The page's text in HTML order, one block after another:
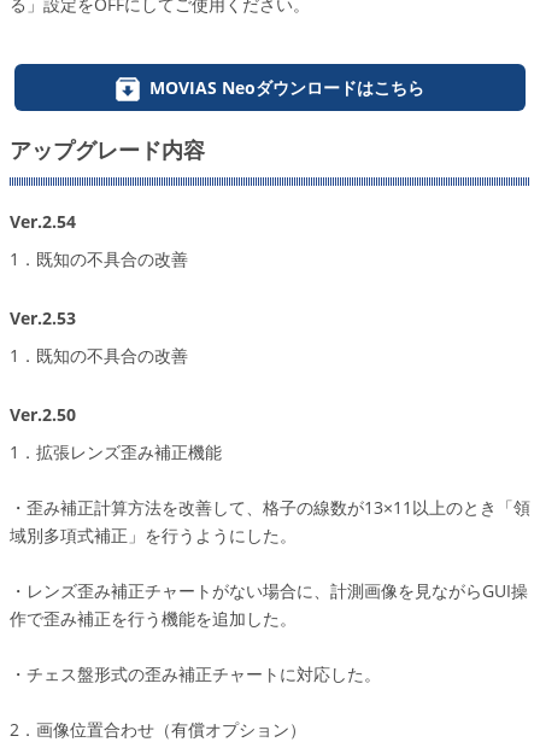
MOVIAS Neoダウンロードはこちら
アップグレード内容
Ver.2.54
1．既知の不具合の改善
Ver.2.53
1．既知の不具合の改善
Ver.2.50
1．拡張レンズ歪み補正機能
・歪み補正計算方法を改善して、格子の線数が13×11以上のとき「領
域別多項式補正」を行うようにした。
・レンズ歪み補正チャートがない場合に、計測画像を見ながらGUI操
作で歪み補正を行う機能を追加した。
・チェス盤形式の歪み補正チャートに対応した。
2．画像位置合わせ（有償オプション）